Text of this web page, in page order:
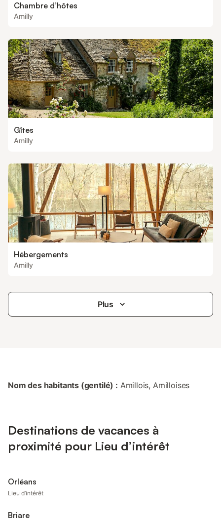
Chambre d’hôtes
Amilly
Gîtes
Amilly
Hébergements
Amilly
Plus
Nom des habitants (gentilé) : Amillois, Amilloises
Destinations de vacances à
proximité pour Lieu d’intérêt
Orléans
Lieu d’intérêt
Briare